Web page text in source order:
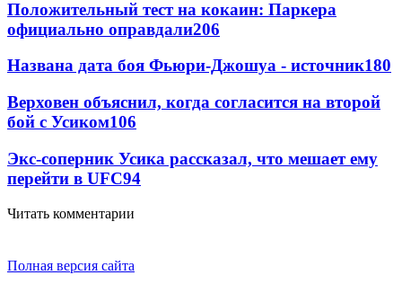
Положительный тест на кокаин: Паркера
официально оправдали206
Названа дата боя Фьюри-Джошуа - источник180
Верховен объяснил, когда согласится на второй
бой с Усиком106
Экс-соперник Усика рассказал, что мешает ему
перейти в UFC94
Читать комментарии
Полная версия сайта